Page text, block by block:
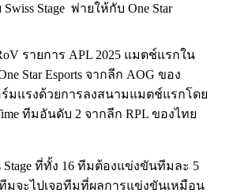
Stage พ่ายให้กับ One Star
รายการ APL 2025 แมตช์แรกใน
Star Esports จากลีก AOG ของ
มแรงด้วยการลงสนามแมตช์แรกโดย
ทีมอันดับ 2 จากลีก RPL ของไทย
Stage ที่ทั้ง 16 ทีมต้องแข่งขันทีมละ 5
มจะไปเจอทีมที่ผลการแข่งขันเหมือน